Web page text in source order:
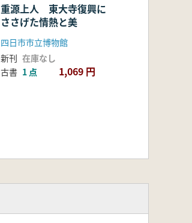
重源上人 東大寺復興に
ささげた情熱と美
四日市市立博物館
新刊 在庫なし
古書 1 点 1,069 円